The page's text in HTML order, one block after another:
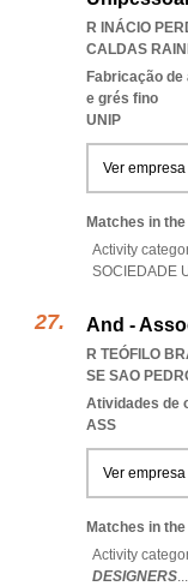
R INÁCIO
CALDAS
Fabricação
e grés fino
UNIP
Ver empresa
Matches in
Activity
SOCIEDADE
And -
R TEÓFILO
SE SAO
Atividades de
ASS
Ver empresa
Matches in
Activity
DESIGNERS...